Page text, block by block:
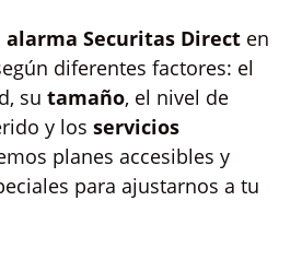
alarma Securitas Direct en
diferentes factores: el
su tamaño, el nivel de
y los servicios
planes accesibles y
para ajustarnos a tu